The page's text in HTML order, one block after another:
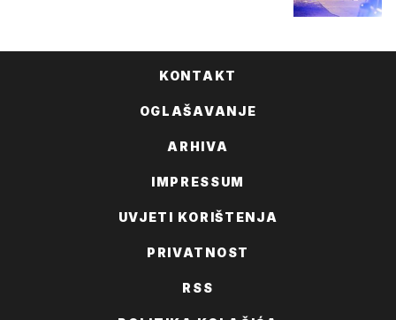
KONTAKT
OGLAŠAVANJE
ARHIVA
IMPRESSUM
UVJETI KORIŠTENJA
PRIVATNOST
RSS